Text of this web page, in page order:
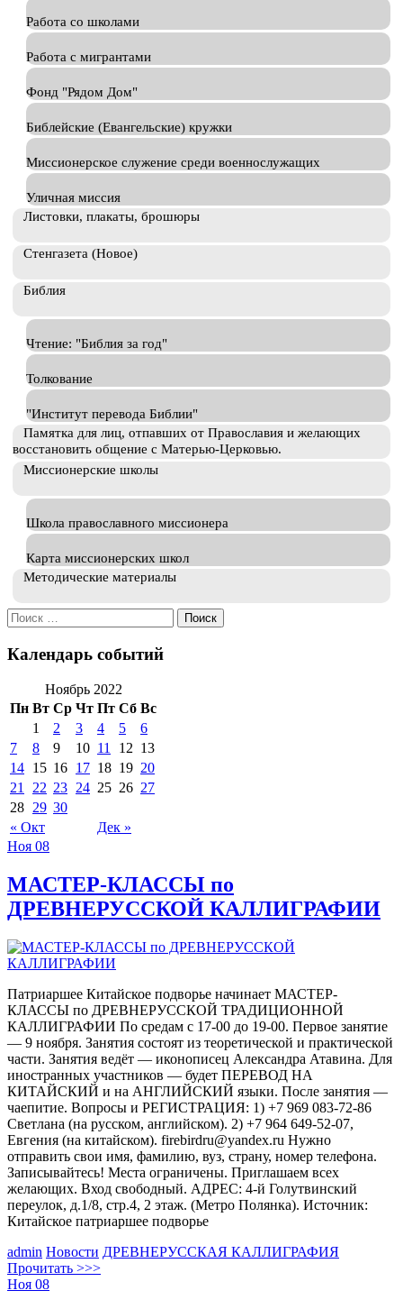
Работа со школами
Работа с мигрантами
Фонд "Рядом Дом"
Библейские (Евангельские) кружки
Миссионерское служение среди военнослужащих
Уличная миссия
Листовки, плакаты, брошюры
Стенгазета (Новое)
Библия
Чтение: "Библия за год"
Толкование
"Институт перевода Библии"
Памятка для лиц, отпавших от Православия и желающих
восстановить общение с Матерью-Церковью.
Миссионерские школы
Школа православного миссионера
Карта миссионерских школ
Методические материалы
Искать:
Календарь событий
Ноябрь 2022
Пн Вт Ср Чт Пт Сб Вс
« Окт Дек »
1 2 3 4 5
6
7
8 9 10 11 12 13
14 15 16 17 18 19 20
21
22 23 24 25 26 27
28 29 30
Ноя 08
МАСТЕР-КЛАССЫ по
ДРЕВНЕРУССКОЙ КАЛЛИГРАФИИ
Патриаршее Китайское подворье начинает МАСТЕР-
КЛАССЫ по ДРЕВНЕРУССКОЙ ТРАДИЦИОННОЙ
КАЛЛИГРАФИИ По средам с 17-00 до 19-00. Первое занятие
— 9 ноября. Занятия состоят из теоретической и практической
части. Занятия ведёт — иконописец Александра Атавина. Для
иностранных участников — будет ПЕРЕВОД НА
КИТАЙСКИЙ и на АНГЛИЙСКИЙ языки. После занятия —
чаепитие. Вопросы и РЕГИСТРАЦИЯ: 1) +7 969 083-72-86
Светлана (на русском, английском). 2) +7 964 649-52-07,
Евгения (на китайском). firebirdru@yandex.ru Нужно
отправить свои имя, фамилию, вуз, страну, номер телефона.
Записывайтесь! Места ограничены. Приглашаем всех
желающих. Вход свободный. АДРЕС: 4-й Голутвинский
переулок, д.1/8, стр.4, 2 этаж. (Метро Полянка). Источник:
Китайское патриаршее подворье
admin Новости ДРЕВНЕРУССКАЯ КАЛЛИГРАФИЯ
Прочитать >>>
Ноя 08